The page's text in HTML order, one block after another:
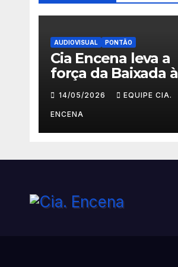
AUDIOVISUAL PONTÃO
Cia Encena leva a
força da Baixada à
ACRJ e abre
inscrições para a 2ª
turma do Fazendo
Meu Primeiro
Iguaçu
14/05/2026 EQUIPE CIA.
ENCENA